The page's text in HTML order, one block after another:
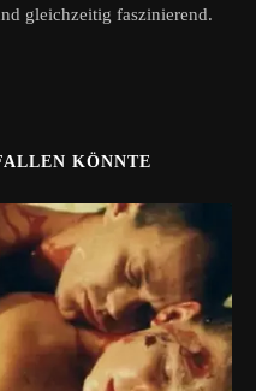
gleichzeitig faszinierend.
KÖNNTE